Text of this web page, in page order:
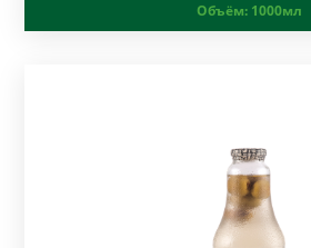
Объём: 1000мл